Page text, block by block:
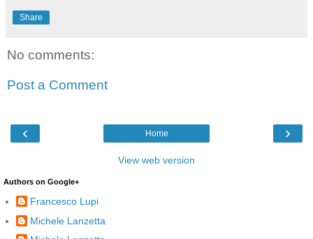
Share
No comments:
Post a Comment
‹ ›
Home
View web version
Authors on Google+
Francesco Lupi
Michele Lanzetta